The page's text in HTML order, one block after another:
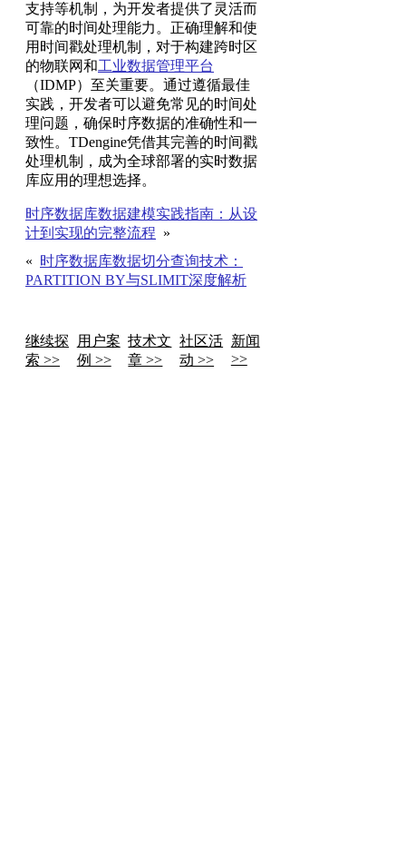
支持等机制，为开发者提供了灵活而
可靠的时间处理能力。正确理解和使
用时间戳处理机制，对于构建跨时区
的物联网和工业数据管理平台
（IDMP）至关重要。通过遵循最佳
实践，开发者可以避免常见的时间处
理问题，确保时序数据的准确性和一
致性。TDengine凭借其完善的时间戳
处理机制，成为全球部署的实时数据
库应用的理想选择。
时序数据库数据建模实践指南：从设
计到实现的完整流程 »
« 时序数据库数据切分查询技术：
PARTITION BY与SLIMIT深度解析
继续探
索 >>
用户案
例 >>
技术文
章 >>
社区活
动 >>
新闻
>>